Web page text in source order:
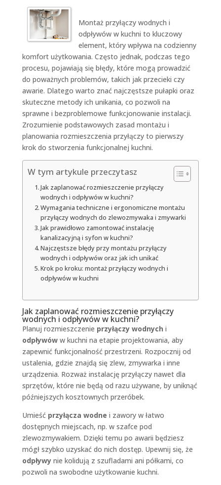
Montaż przyłączy wodnych i
odpływów w kuchni to kluczowy
element, który wpływa na codzienny
komfort użytkowania. Często jednak, podczas tego
procesu, pojawiają się błędy, które mogą prowadzić
do poważnych problemów, takich jak przecieki czy
awarie. Dlatego warto znać najczęstsze pułapki oraz
skuteczne metody ich unikania, co pozwoli na
sprawne i bezproblemowe funkcjonowanie instalacji.
Zrozumienie podstawowych zasad montażu i
planowania rozmieszczenia przyłączy to pierwszy
krok do stworzenia funkcjonalnej kuchni.
W tym artykule przeczytasz
Jak zaplanować rozmieszczenie przyłączy
wodnych i odpływów w kuchni?
Wymagania techniczne i ergonomiczne montażu
przyłączy wodnych do zlewozmywaka i zmywarki
Jak prawidłowo zamontować instalację
kanalizacyjną i syfon w kuchni?
Najczęstsze błędy przy montażu przyłączy
wodnych i odpływów oraz jak ich unikać
Krok po kroku: montaż przyłączy wodnych i
odpływów w kuchni
Jak zaplanować rozmieszczenie przyłączy
wodnych i odpływów w kuchni?
Planuj rozmieszczenie przyłączy wodnych i
odpływóww kuchni na etapie projektowania, aby
zapewnić funkcjonalność przestrzeni. Rozpocznij od
ustalenia, gdzie znajdą się zlew, zmywarka i inne
urządzenia. Rozważ instalację przyłączy nawet dla
sprzętów, które nie będą od razu używane, by uniknąć
późniejszych kosztownych przeróbek.
Umieść przyłącza wodne i zawory w łatwo
dostępnych miejscach, np. w szafce pod
zlewozmywakiem. Dzięki temu po awarii będziesz
mógł szybko uzyskać do nich dostęp. Upewnij się, że
odpływynie kolidują z szufladami ani półkami, co
pozwoli na swobodne użytkowanie kuchni.